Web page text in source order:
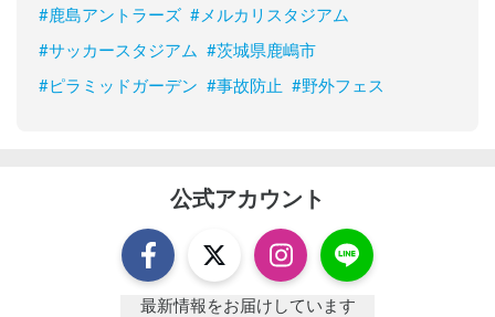
#鹿島アントラーズ #メルカリスタジアム
#サッカースタジアム #茨城県鹿嶋市
#ピラミッドガーデン #事故防止 #野外フェス
公式アカウント
最新情報をお届けしています